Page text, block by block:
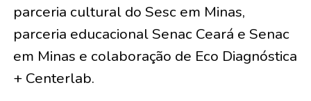
parceria cultural do Sesc em Minas,
parceria educacional Senac Ceará e Senac
em Minas e colaboração de Eco Diagnóstica
+ Centerlab.